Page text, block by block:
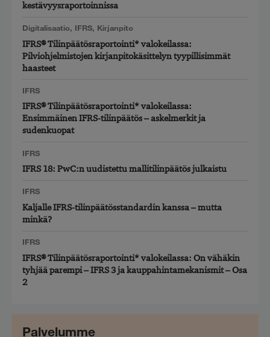
kestävyysraportoinnissa
Digitalisaatio, IFRS, Kirjanpito
IFRS® Tilinpäätösraportointi* valokeilassa:
Pilviohjelmistojen kirjanpitokäsittelyn tyypillisimmät
haasteet
IFRS
IFRS® Tilinpäätösraportointi* valokeilassa:
Ensimmäinen IFRS-tilinpäätös – askelmerkit ja
sudenkuopat
IFRS
IFRS 18: PwC:n uudistettu mallitilinpäätös julkaistu
IFRS
Kaljalle IFRS-tilinpäätösstandardin kanssa – mutta
minkä?
IFRS
IFRS® Tilinpäätösraportointi* valokeilassa: On vähäkin
tyhjää parempi – IFRS 3 ja kauppahintamekanismit – Osa
2
Palvelumme